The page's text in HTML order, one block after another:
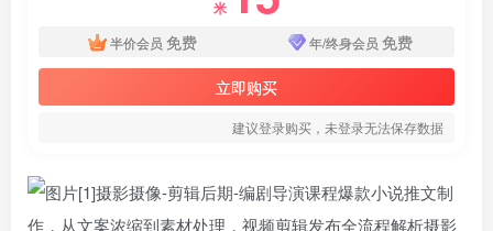
米
半价会员 免费 年/终身会员 免费
立即购买
建议登录购买，未登录无法保存数据